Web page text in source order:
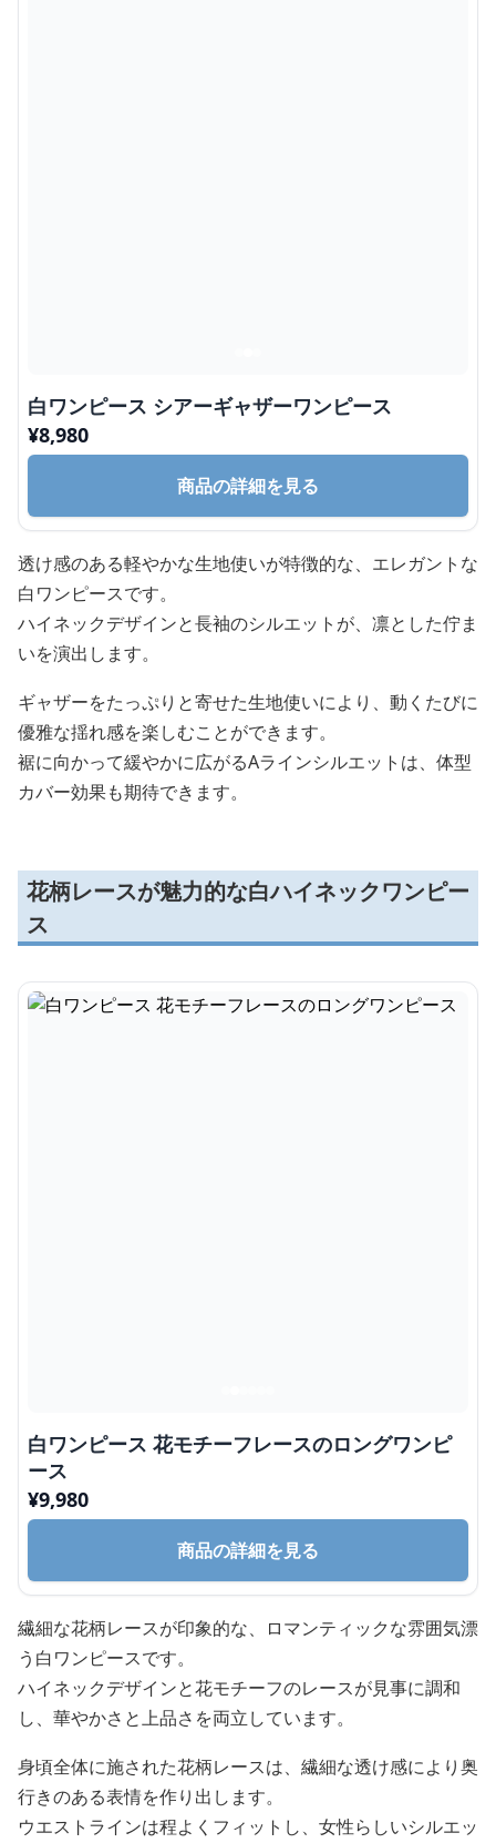
白ワンピース シアーギャザーワンピース
¥8,980
商品の詳細を見る
透け感のある軽やかな生地使いが特徴的な、エレガントな
白ワンピースです。
ハイネックデザインと長袖のシルエットが、凛とした佇ま
いを演出します。
ギャザーをたっぷりと寄せた生地使いにより、動くたびに
優雅な揺れ感を楽しむことができます。
裾に向かって緩やかに広がるAラインシルエットは、体型
カバー効果も期待できます。
花柄レースが魅力的な白ハイネックワンピー
ス
白ワンピース 花モチーフレースのロングワンピ
ース
¥9,980
商品の詳細を見る
繊細な花柄レースが印象的な、ロマンティックな雰囲気漂
う白ワンピースです。
ハイネックデザインと花モチーフのレースが見事に調和
し、華やかさと上品さを両立しています。
身頃全体に施された花柄レースは、繊細な透け感により奥
行きのある表情を作り出します。
ウエストラインは程よくフィットし、女性らしいシルエッ